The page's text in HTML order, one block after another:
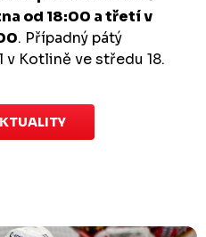
od 18:00 a třetí v
. Případný pátý
Kotlině ve středu 18.
30. ledna ve 14:15,
termínu, o